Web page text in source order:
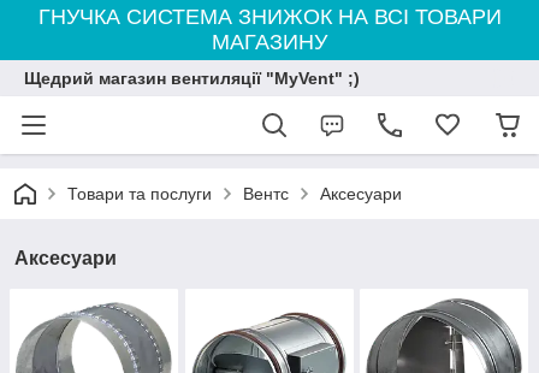
ГНУЧКА СИСТЕМА ЗНИЖОК НА ВСІ ТОВАРИ
МАГАЗИНУ
Щедрий магазин вентиляції "MyVent" ;)
Товари та послуги Вентс Аксесуари
Аксесуари